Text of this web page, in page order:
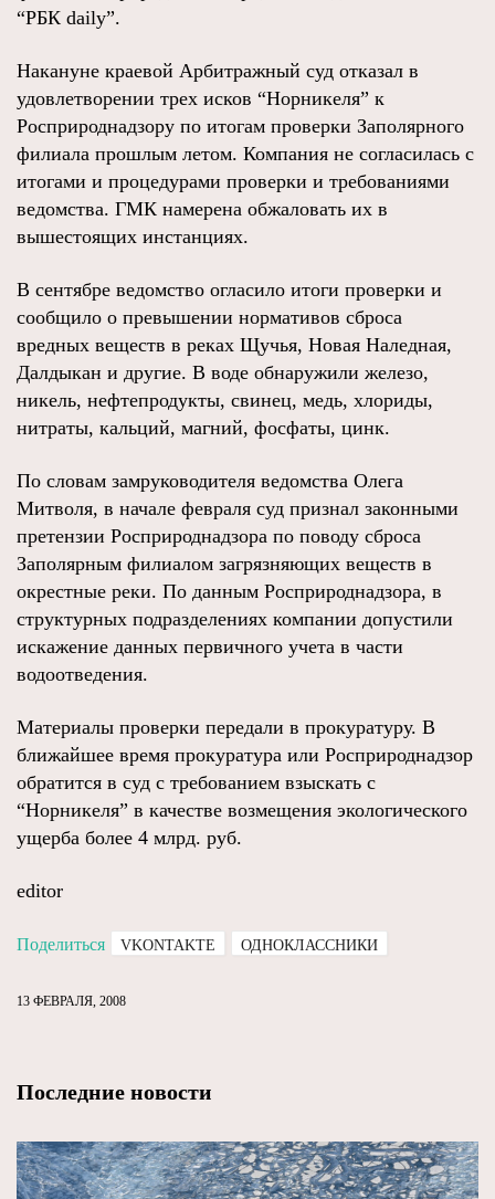
“РБК daily”.
Накануне краевой Арбитражный суд отказал в
удовлетворении трех исков “Норникеля” к
Росприроднадзору по итогам проверки Заполярного
филиала прошлым летом. Компания не согласилась с
итогами и процедурами проверки и требованиями
ведомства. ГМК намерена обжаловать их в
вышестоящих инстанциях.
В сентябре ведомство огласило итоги проверки и
сообщило о превышении нормативов сброса
вредных веществ в реках Щучья, Новая Наледная,
Далдыкан и другие. В воде обнаружили железо,
никель, нефтепродукты, свинец, медь, хлориды,
нитраты, кальций, магний, фосфаты, цинк.
По словам замруководителя ведомства Олега
Митволя, в начале февраля суд признал законными
претензии Росприроднадзора по поводу сброса
Заполярным филиалом загрязняющих веществ в
окрестные реки. По данным Росприроднадзора, в
структурных подразделениях компании допустили
искажение данных первичного учета в части
водоотведения.
Материалы проверки передали в прокуратуру. В
ближайшее время прокуратура или Росприроднадзор
обратится в суд с требованием взыскать с
“Норникеля” в качестве возмещения экологического
ущерба более 4 млрд. руб.
editor
Поделиться VKONTAKTE ОДНОКЛАССНИКИ
13 ФЕВРАЛЯ, 2008
Последние новости